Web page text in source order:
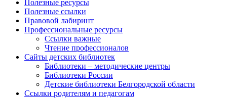
Полезные ресурсы
Полезные ссылки
Правовой лабиринт
Профессиональные ресурсы
Ссылки важные
Чтение профессионалов
Сайты детских библиотек
Библиотеки – методические центры
Библиотеки России
Детские библиотеки Белгородской области
Ссылки родителям и педагогам